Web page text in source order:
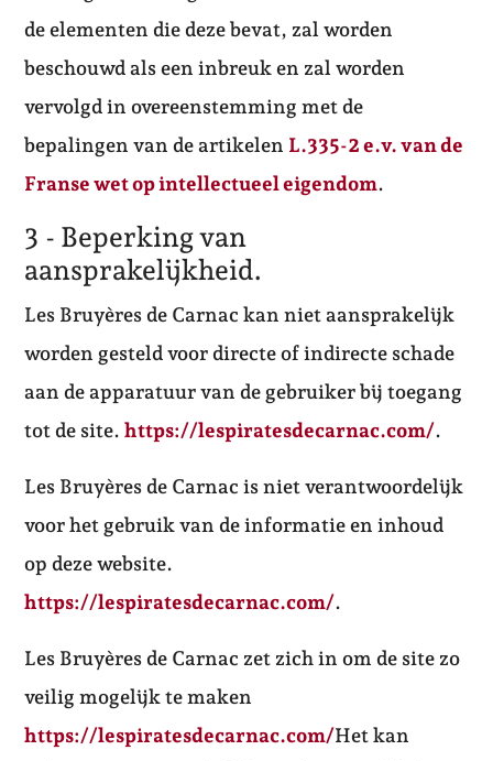
de elementen die deze bevat, zal worden
beschouwd als een inbreuk en zal worden
vervolgd in overeenstemming met de
bepalingen van de artikelen L.335-2 e.v. van de
Franse wet op intellectueel eigendom.
3 - Beperking van
aansprakelijkheid.
Les Bruyères de Carnac kan niet aansprakelijk
worden gesteld voor directe of indirecte schade
aan de apparatuur van de gebruiker bij toegang
tot de site.https://lespiratesdecarnac.com/.
Les Bruyères de Carnac is niet verantwoordelijk
voor het gebruik van de informatie en inhoud
op deze website.
https://lespiratesdecarnac.com/.
Les Bruyères de Carnac zet zich in om de site zo
veilig mogelijk te maken
https://lespiratesdecarnac.com/Het kan